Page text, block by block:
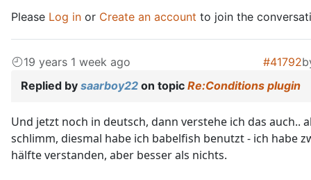
Please Log in or Create an account to join the
19 years 1 week ago #41792
Replied by saarboy22 on topic Re:Conditions plugin
Und jetzt noch in deutsch, dann verstehe ich das auch..
schlimm, diesmal habe ich babelfish benutzt - ich habe
hälfte verstanden, aber besser als nichts.